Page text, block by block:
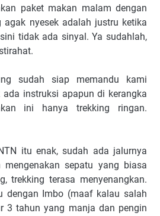
paket makan malam dengan
agak nyesek adalah justru ketika
tidak ada sinyal. Ya sudahlah,
sudah siap memandu kami
instruksi apapun di kerangka
ini hanya trekking ringan.
itu enak, sudah ada jalurnya
mengenakan sepatu yang biasa
trekking terasa menyenangkan.
dengan Imbo (maaf kalau salah
3 tahun yang manja dan pengin